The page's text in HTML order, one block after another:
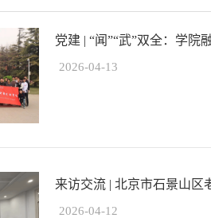
党建 | “闻”“武”双全：学院
2026-04-13
来访交流 | 北京市石景山区
2026-04-12